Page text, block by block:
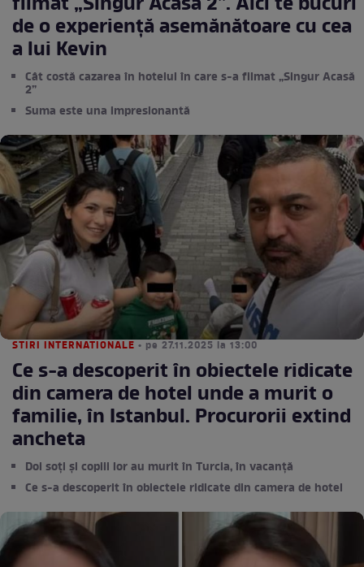
de o experiență asemănătoare cu cea
a lui Kevin
Cât costă cazarea în hotelul în care s-a filmat „Singur Acasă
2”
Suma este una impresionantă
STIRI INTERNATIONALE • pe 27.11.2025 la 13:00
Ce s-a descoperit în obiectele ridicate
din camera de hotel unde a murit o
familie, în Istanbul. Procurorii extind
ancheta
Doi soți și copiii lor au murit în Turcia, în vacanță
Ce s-a descoperit în obiectele ridicate din camera de hotel